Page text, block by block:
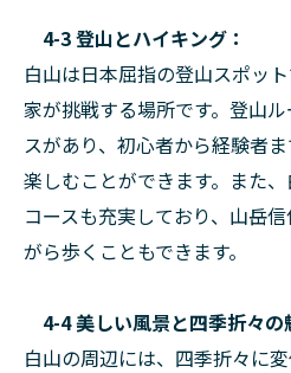
4-3 登山とハイキング：
白山は日本屈指の登山スポッ
家が挑戦する場所です。登山
スがあり、初心者から経験者
楽しむことができます。また
コースも充実しており、山岳
がら歩くこともできます。
4-4 美しい風景と四季折々の
白山の周辺には、四季折々に